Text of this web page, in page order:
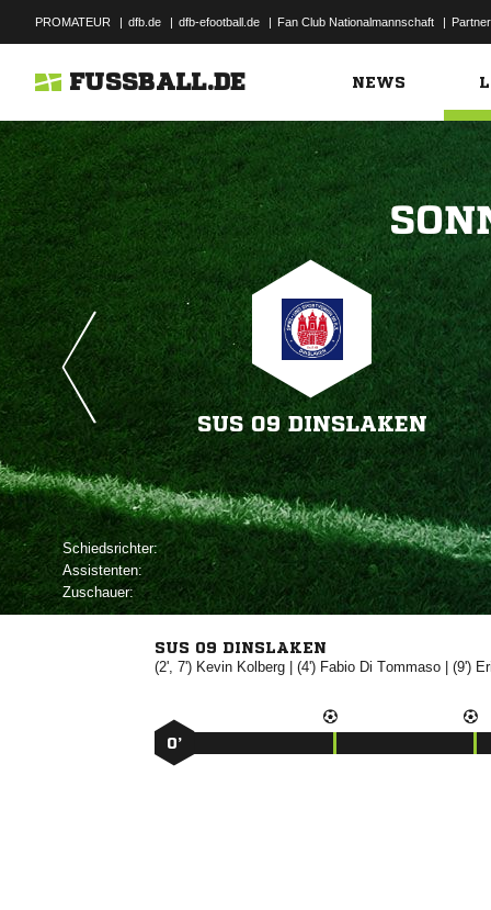
PROMATEUR | dfb.de | dfb-efootball.de | Fan Club Nationalmannschaft | Partner
FUSSBALL.DE NEWS
SUS 09 DINSLAKEN
Schiedsrichter:
Assistenten:
Zuschauer:
SUS 09 DINSLAKEN
(2', 7') | (4')  | (9')
0’